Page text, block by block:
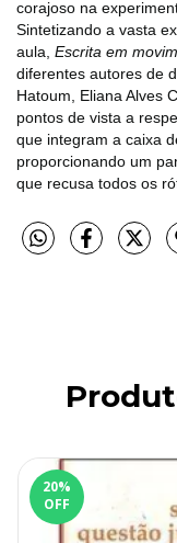
corajoso na
Sintetizando a vasta
aula, Escrita em
diferentes autores de
Hatoum, Eliana Alves
pontos de vista a
que integram a caixa
proporcionando um
que recusa todos os
20%
OFF